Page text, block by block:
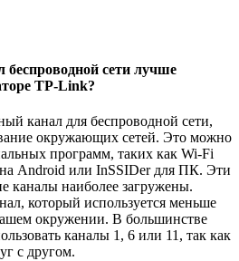
беспроводной сети лучше
TP-Link?
канал для беспроводной сети,
окружающих сетей. Это можно
программ, таких как Wi-Fi
Android или InSSIDer для ПК. Эти
каналы наиболее загружены.
который используется меньше
окружении. В большинстве
каналы 1, 6 или 11, так как
с другом.